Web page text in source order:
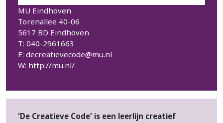
MU Eindhoven
Torenallee 40-06
5617 BD Eindhoven
T: 040-2961663
E: decreatievecode@mu.nl
W: http://mu.nl/
'De Creatieve Code' is een leerlijn creatief